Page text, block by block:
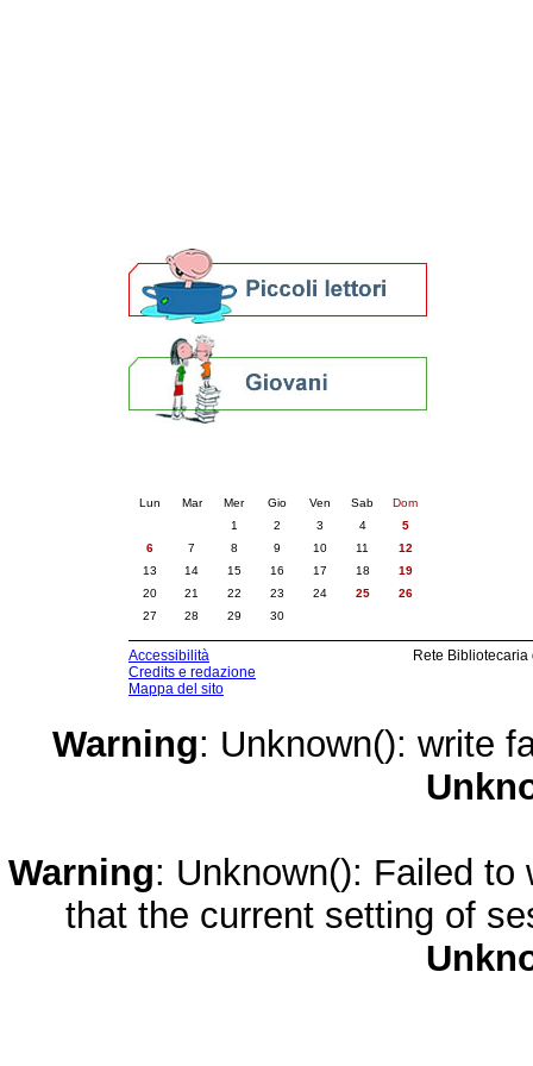
Lun Mar Mer Gio Ven Sab
Dom
1
2 3 4
5
6
7 8 9 10 11
12
13
14 15 16 17 18
19
20
21 22 23 24 25
26
27
28 29 30
Accessibilità
Credits e redazione
Mappa del sito
Rete
Warning: Unknown(): write
Warning: Unknown(): Failed
that the current setting of